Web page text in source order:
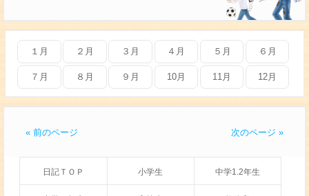
１月 ２月 ３月 ４月 ５月 ６月
７月 ８月 ９月 10月 11月 12月
« 前のページ 次のページ »
日記ＴＯＰ 小学生 中学1.2年生